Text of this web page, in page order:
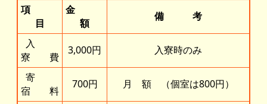
項
目
金
額
備 考
入
寮 費
3,000円 入寮時のみ
寄
宿 料
700円 月 額 （個室は800円）